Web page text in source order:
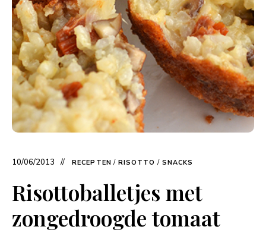
10/06/2013 RECEPTEN / RISOTTO / SNACKS
Risottoballetjes met
zongedroogde tomaat